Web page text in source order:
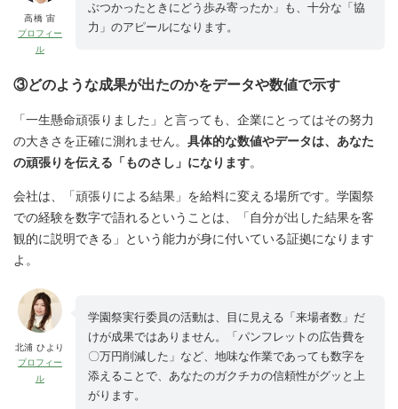
高橋 宙
プロフィー
ル
ぶつかったときにどう歩み寄ったか」も、十分な「協
力」のアピールになります。
③どのような成果が出たのかをデータや数値で示す
「一生懸命頑張りました」と言っても、企業にとってはその努力
の大きさを正確に測れません。 具体的な数値やデータは、あなた
の頑張りを伝える「ものさし」になります。
会社は、「頑張りによる結果」を給料に変える場所です。学園祭
での経験を数字で語れるということは、「自分が出した結果を客
観的に説明できる」という能力が身に付いている証拠になります
よ。
北浦 ひより
プロフィー
ル
学園祭実行委員の活動は、目に見える「来場者数」だ
けが成果ではありません。「パンフレットの広告費を
〇万円削減した」など、地味な作業であっても数字を
添えることで、あなたのガクチカの信頼性がグッと上
がります。